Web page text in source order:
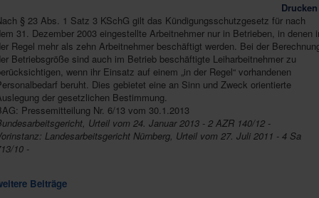
Drucken
§ 23 Abs. 1 Satz 3 KSchG gilt das Kündigungsschutzgesetz für nach
31. Dezember 2003 eingestellte Arbeitnehmer nur in Betrieben, in denen
Regel mehr als zehn Arbeitnehmer beschäftigt werden. Bei der
Betriebsgröße sind auch im Betrieb beschäftigte Leiharbeitnehmer zu
wenn ihr Einsatz auf einem „in der Regel“ vorhandenen
beruht. Dies gebietet eine an Sinn und Zweck orientierte
der gesetzlichen Bestimmung.
Pressemitteilung Nr. 6/13 vom 30.1.2013
Urteil vom 24. Januar 2013 - 2 AZR 140/12 -
Landesarbeitsgericht Nürnberg, Urteil vom 27. Juli 2011 - 4 Sa
10 -
Beiträge